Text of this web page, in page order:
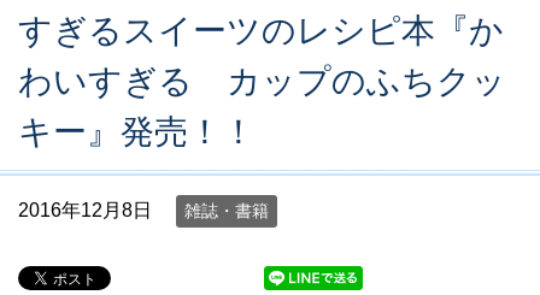
すぎるスイーツのレシピ本『か
わいすぎる カップのふちクッ
キー』発売！！
2016年12月8日 雑誌・書籍